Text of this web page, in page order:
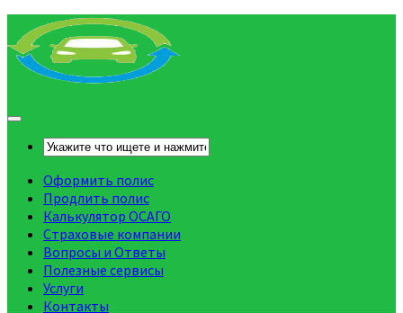
Оформить полис
Продлить полис
Калькулятор ОСАГО
Страховые компании
Вопросы и Ответы
Полезные сервисы
Услуги
Контакты